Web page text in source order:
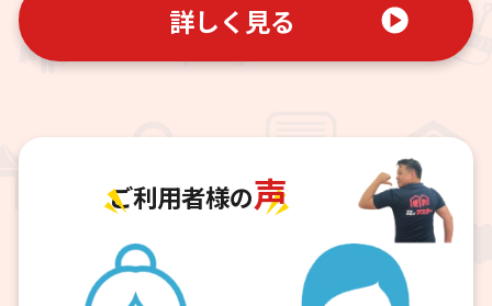
詳しく見る
ご利用者様の声